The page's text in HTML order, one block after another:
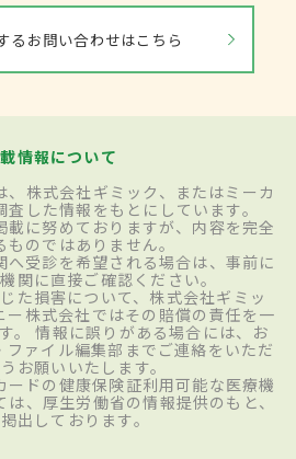
るお問い合わせはこちら
情報について
、株式会社ギミック、またはミーカ
した情報をもとにしています。
載に努めておりますが、内容を完全
ものではありません。
へ受診を希望される場合は、事前に
関に直接ご確認ください。
た損害について、株式会社ギミッ
ー株式会社ではその賠償の責任を一
。 情報に誤りがある場合には、お
ファイル編集部までご連絡をいただ
お願いいたします。
ードの健康保険証利用可能な医療機
、厚生労働省の情報提供のもと、
出しております。